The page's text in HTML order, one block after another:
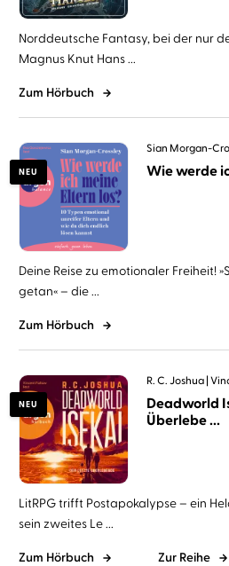
Norddeutsche Fantasy, bei der nur
Magnus Knut Hans ...
Zum Hörbuch
NEU
Sian Morgan-
Wie werde
Deine Reise zu emotionaler Freiheit!
getan« – die ...
Zum Hörbuch
NEU
R. C. Joshua
Deadworld
Überlebe ...
LitRPG trifft Postapokalypse – ein
sein zweites Le ...
Zum Hörbuch Zur Reihe